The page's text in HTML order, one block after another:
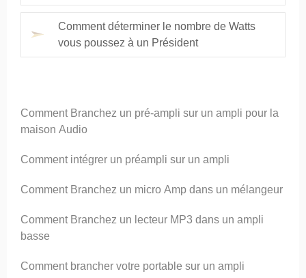
Comment déterminer le nombre de Watts
vous poussez à un Président
Comment Branchez un pré-ampli sur un ampli pour la
maison Audio
Comment intégrer un préampli sur un ampli
Comment Branchez un micro Amp dans un mélangeur
Comment Branchez un lecteur MP3 dans un ampli
basse
Comment brancher votre portable sur un ampli